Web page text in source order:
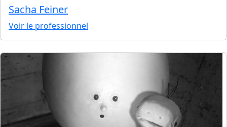
Sacha Feiner
Voir le professionnel